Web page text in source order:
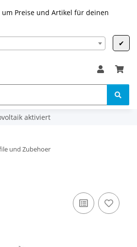
Preise und Artikel für deinen
✔
(§ 12 Abs. 3 UStG)
aktiviert
und Zubehoer